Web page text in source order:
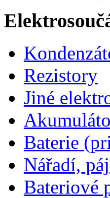
Rezistory
Jiné
Baterie
Nářadí,
Bateriové